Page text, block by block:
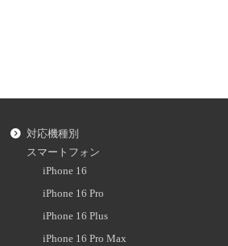
対応機種別
スマートフォン
iPhone 16
iPhone 16 Pro
iPhone 16 Plus
iPhone 16 Pro Max